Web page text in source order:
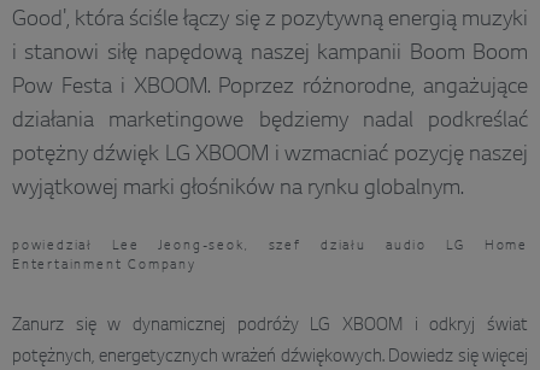
Good', która ściśle łączy się z pozytywną energią muzyki
i stanowi siłę napędową naszej kampanii Boom Boom
Pow Festa i XBOOM. Poprzez różnorodne, angażujące
działania marketingowe będziemy nadal podkreślać
potężny dźwięk LG XBOOM i wzmacniać pozycję naszej
wyjątkowej marki głośników na rynku globalnym.
powiedział Lee Jeong-seok, szef działu audio LG Home
Entertainment Company
Zanurz się w dynamicznej podróży LG XBOOM i odkryj świat
potężnych, energetycznych wrażeń dźwiękowych. Dowiedz się więcej